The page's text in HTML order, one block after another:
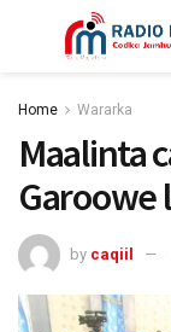
Home Wararka
Maalinta
Garoowe
by caqiil